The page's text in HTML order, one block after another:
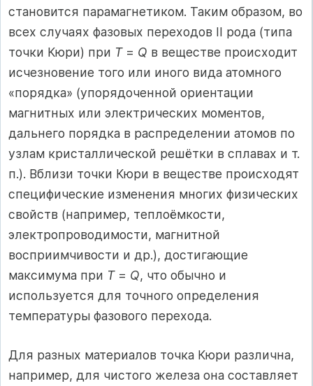
становится парамагнетиком. Таким образом, во
всех случаях фазовых переходов II рода (типа
точки Кюри) при T= Q в веществе происходит
исчезновение того или иного вида атомного
«порядка» (упорядоченной ориентации
магнитных или электрических моментов,
дальнего порядка в распределении атомов по
узлам кристаллической решётки в сплавах и т.
п.). Вблизи точки Кюри в веществе происходят
специфические изменения многих физических
свойств (например, теплоёмкости,
электропроводимости, магнитной
восприимчивости и др.), достигающие
максимума при T= Q, что обычно и
используется для точного определения
температуры фазового перехода.
Для разных материалов точка Кюри различна,
например, для чистого железа она составляет